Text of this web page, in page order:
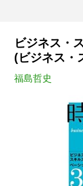
ビジネス・
(ビジネス・
福島哲史